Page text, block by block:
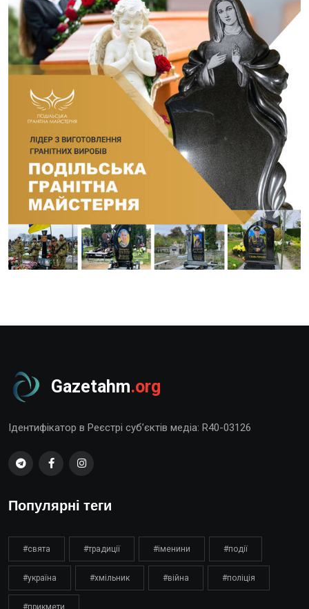
Gazetahm.org
Ідентифікатор в Реєстрі суб’єктів медіа: R40-03126
Популярні теги
#свята #традиції #іменини #події
#україна #хмільник #війна #поліція
#прикмети